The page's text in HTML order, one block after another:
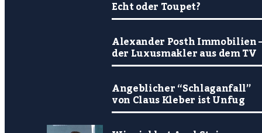
Echt oder Toupet?
Alexander Posth Immobilien
der Luxusmakler aus dem TV
Angeblicher “Schlaganfall”
von Claus Kleber ist Unfug